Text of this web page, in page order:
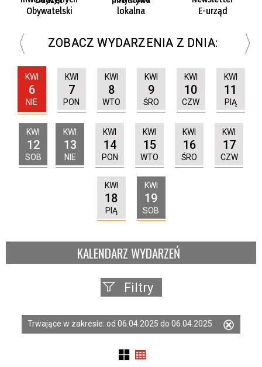
Obywatelski
lokalna
E-urząd
ZOBACZ WYDARZENIA Z DNIA:
KWI
6
NIE
KWI
7
PON
KWI
8
WTO
KWI
9
ŚRO
KWI
10
CZW
KWI
11
PIĄ
KWI
12
SOB
KWI
13
NIE
KWI
14
PON
KWI
15
WTO
KWI
16
ŚRO
KWI
17
CZW
KWI
18
PIĄ
KWI
19
SOB
KALENDARZ WYDARZEŃ
Filtry
Szukana
fraza
Trwające w zakresie: od 06.04.2025 do 06.04.2025